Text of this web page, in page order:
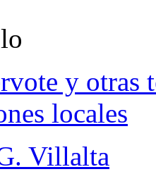
y otras
locales
Villalta